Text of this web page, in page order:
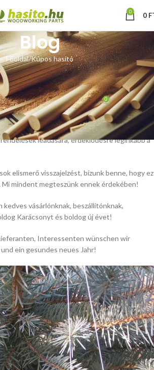
0 0
Blog
Főoldal Kúpos hasító
KÚPOS HASÍTÓ
üdvözlet
ZsoltBe december 20, 2013 0
az ünnepekre és a következő évre.
leadására, érdeklődésre leginkább a
elismerő visszajelzést, bízunk benne, hogy ez
mindent megteszünk ennek érdekében!
kedves vásárlónknak, beszállítónknak,
Karácsonyt és boldog új évet!
Interessenten wünschen wir
ein gesundes neues Jahr!